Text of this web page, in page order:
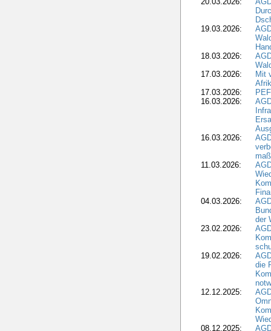
19.03.2026:
18.03.2026:
17.03.2026:
Mit
17.03.2026:
16.03.2026:
16.03.2026:
11.03.2026:
04.03.2026:
der
23.02.2026:
19.02.2026:
die
12.12.2025:
08.12.2025: